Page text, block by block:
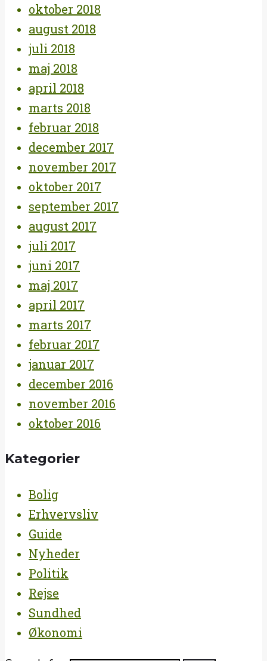
oktober 2018
august 2018
juli 2018
maj 2018
april 2018
marts 2018
februar 2018
december 2017
november 2017
oktober 2017
september 2017
august 2017
juli 2017
juni 2017
maj 2017
april 2017
marts 2017
februar 2017
januar 2017
december 2016
november 2016
oktober 2016
Kategorier
Bolig
Erhvervsliv
Guide
Nyheder
Politik
Rejse
Sundhed
Økonomi